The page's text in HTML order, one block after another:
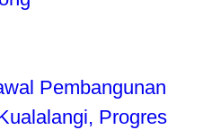
Pembangunan
Progres